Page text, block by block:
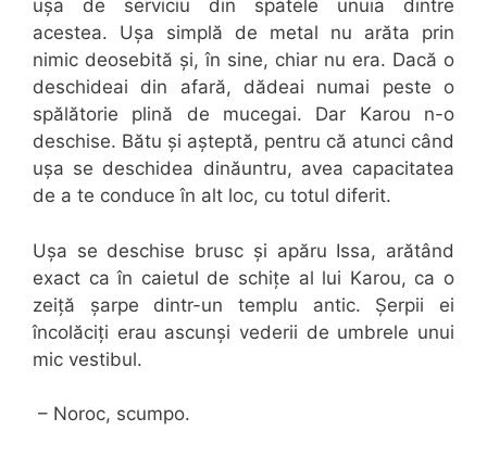
ușa de serviciu din spatele unuia dintre
acestea. Ușa simplă de metal nu arăta prin
nimic deosebită și, în sine, chiar nu era. Dacă o
deschideai din afară, dădeai numai peste o
spălătorie plină de mucegai. Dar Karou n-o
deschise. Bătu și așteptă, pentru că atunci când
ușa se deschidea dinăuntru, avea capacitatea
de a te conduce în alt loc, cu totul diferit.
Ușa se deschise brusc și apăru Issa, arătând
exact ca în caietul de schițe al lui Karou, ca o
zeiță șarpe dintr-un templu antic. Șerpii ei
încolăciți erau ascunși vederii de umbrele unui
mic vestibul.
– Noroc, scumpo.